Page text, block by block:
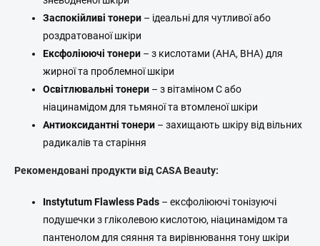
Заспокійливі тонери – ідеальні для чутливої або
роздратованої шкіри
Ексфоліюючі тонери – з кислотами (AHA, BHA) для
жирної та проблемної шкіри
Освітлювальні тонери – з вітаміном C або
ніацинамідом для тьмяної та втомленої шкіри
Антиоксидантні тонери – захищають шкіру від вільних
радикалів та старіння
Рекомендовані продукти від CASA Beauty:
Instytutum Flawless Pads – ексфоліюючі тонізуючі
подушечки з гліколевою кислотою, ніацинамідом та
пантенолом для сяяння та вирівнювання тону шкіри